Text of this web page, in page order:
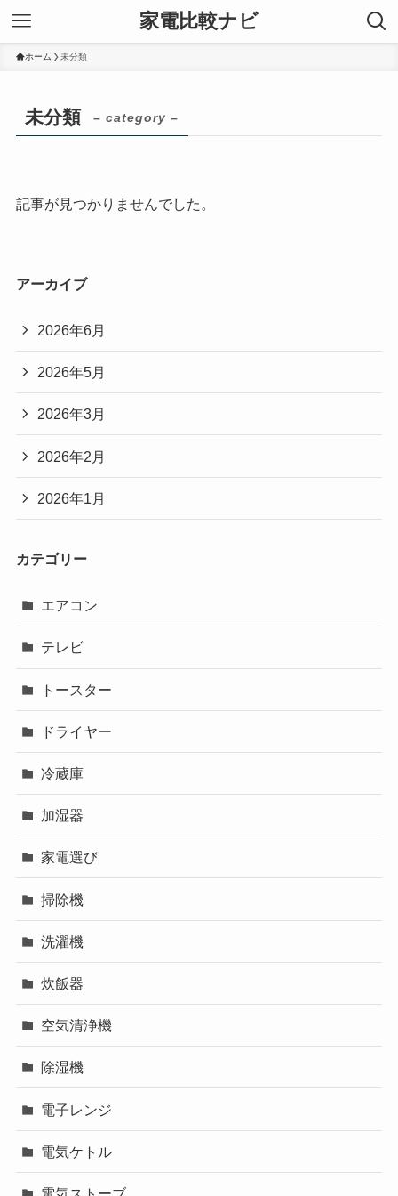
家電比較ナビ
ホーム 未分類
未分類 – category –
記事が見つかりませんでした。
アーカイブ
2026年6月
2026年5月
2026年3月
2026年2月
2026年1月
カテゴリー
エアコン
テレビ
トースター
ドライヤー
冷蔵庫
加湿器
家電選び
掃除機
洗濯機
炊飯器
空気清浄機
除湿機
電子レンジ
電気ケトル